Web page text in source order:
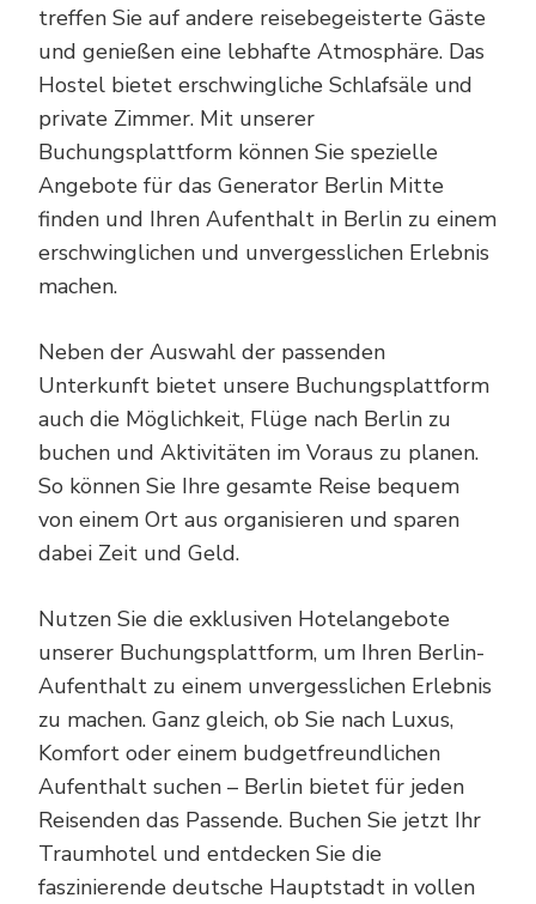
treffen Sie auf andere reisebegeisterte Gäste
und genießen eine lebhafte Atmosphäre. Das
Hostel bietet erschwingliche Schlafsäle und
private Zimmer. Mit unserer
Buchungsplattform können Sie spezielle
Angebote für das Generator Berlin Mitte
finden und Ihren Aufenthalt in Berlin zu einem
erschwinglichen und unvergesslichen Erlebnis
machen.
Neben der Auswahl der passenden
Unterkunft bietet unsere Buchungsplattform
auch die Möglichkeit, Flüge nach Berlin zu
buchen und Aktivitäten im Voraus zu planen.
So können Sie Ihre gesamte Reise bequem
von einem Ort aus organisieren und sparen
dabei Zeit und Geld.
Nutzen Sie die exklusiven Hotelangebote
unserer Buchungsplattform, um Ihren Berlin-
Aufenthalt zu einem unvergesslichen Erlebnis
zu machen. Ganz gleich, ob Sie nach Luxus,
Komfort oder einem budgetfreundlichen
Aufenthalt suchen – Berlin bietet für jeden
Reisenden das Passende. Buchen Sie jetzt Ihr
Traumhotel und entdecken Sie die
faszinierende deutsche Hauptstadt in vollen